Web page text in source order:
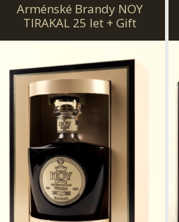
Arménské Brandy NOY
TIRAKAL 25 let + Gift